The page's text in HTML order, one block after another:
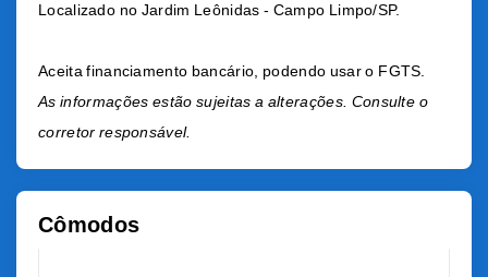
Localizado no Jardim Leônidas - Campo Limpo/SP.
Aceita financiamento bancário, podendo usar o FGTS.
As informações estão sujeitas a alterações. Consulte o
corretor responsável.
Cômodos